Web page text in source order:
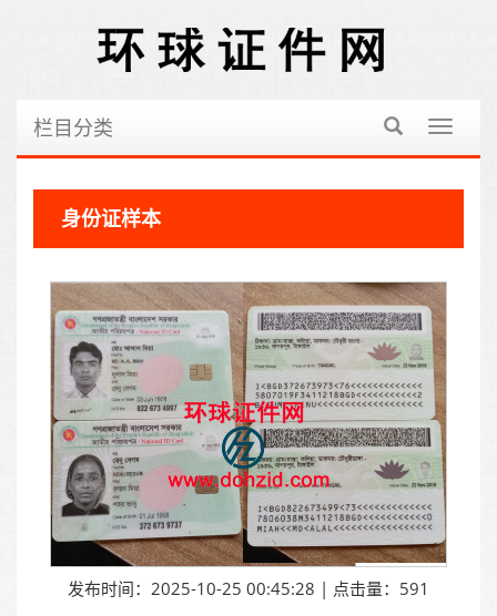
切
航
栏目分类
身份证样本
发布时间：2025-10-25 00:45:28 | 点击量：591